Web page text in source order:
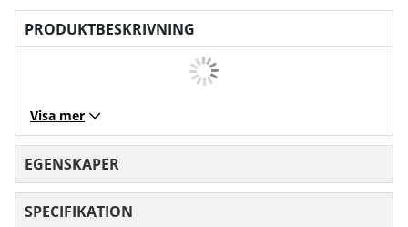
PRODUKTBESKRIVNING
Visa mer
EGENSKAPER
SPECIFIKATION